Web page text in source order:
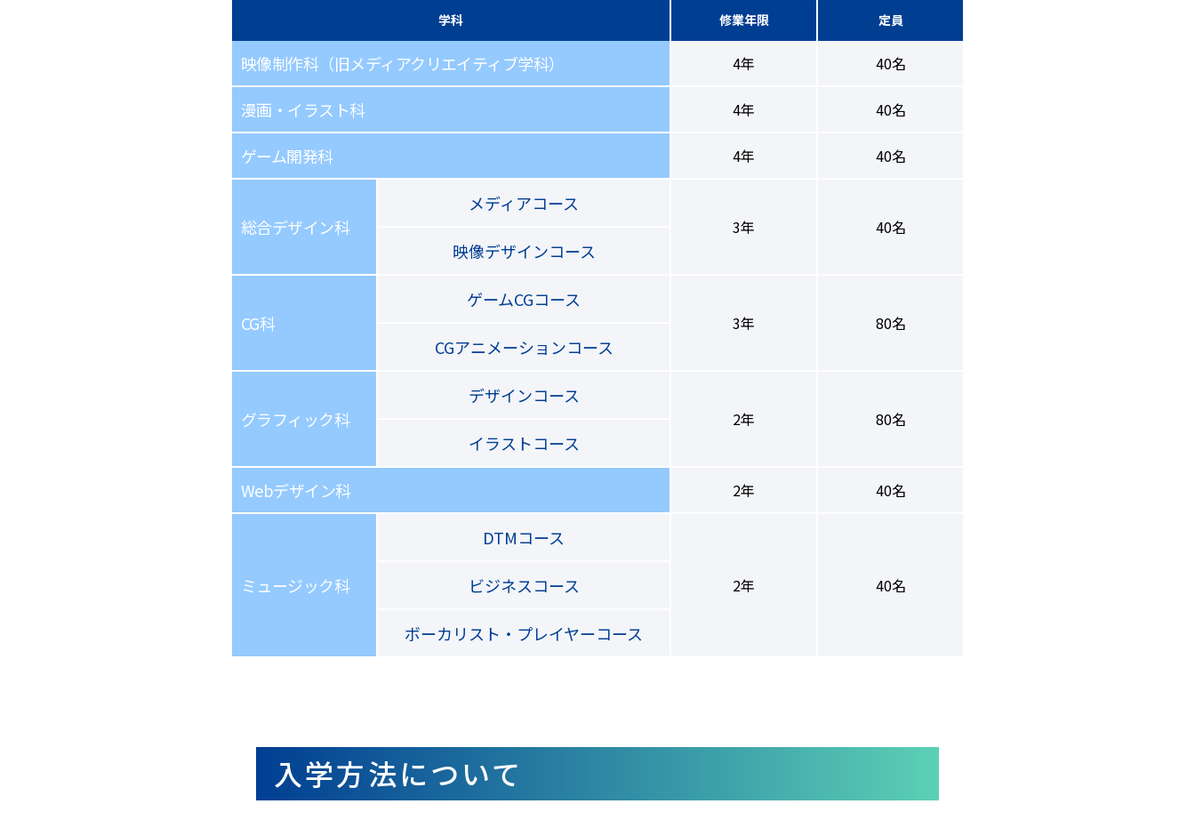
学科 修業年限 定員
映像制作科（旧メディアクリエイティブ学科） 4年 40名
漫画・イラスト科 4年 40名
ゲーム開発科 4年 40名
総合デザイン科
メディアコース
3年 40名
映像デザインコース
CG科
ゲームCGコース
3年 80名
CGアニメーションコース
グラフィック科
デザインコース
2年 80名
イラストコース
Webデザイン科 2年 40名
ミュージック科
DTMコース
2年 40名
ビジネスコース
ボーカリスト・プレイヤーコース
入学方法について